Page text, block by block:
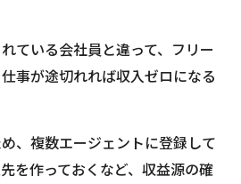
ている会社員と違って、フリー
事が途切れれば収入ゼロになる
、複数エージェントに登録して
を作っておくなど、収益源の確